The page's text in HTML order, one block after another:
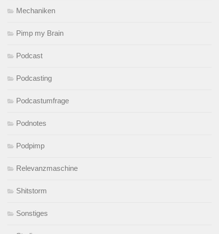
Mechaniken
Pimp my Brain
Podcast
Podcasting
Podcastumfrage
Podnotes
Podpimp
Relevanzmaschine
Shitstorm
Sonstiges